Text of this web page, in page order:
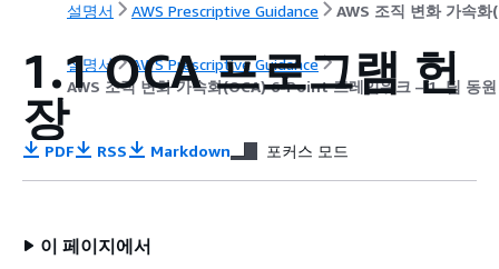
설명서 AWS Prescriptive Guidance
설명서
AWS Prescriptive Guidance
AWS 조직 변화 가속화(OCA) 6-Point 프레임워크 – 1. 팀 동원
1.1 OCA 프로그램 헌
장
PDF RSS Markdown 포커스 모드
이 페이지에서